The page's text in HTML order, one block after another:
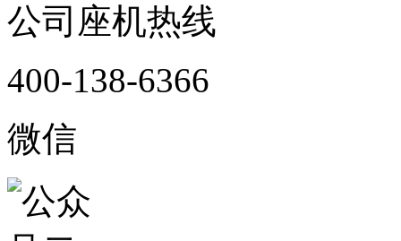
公司座机热线
400-138-6366
微信